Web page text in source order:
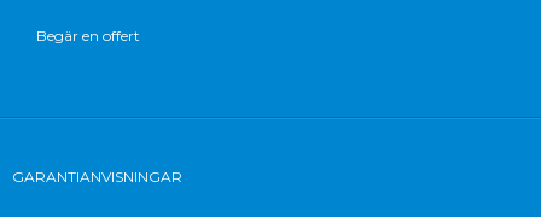
Begär en offert
GARANTIANVISNINGAR